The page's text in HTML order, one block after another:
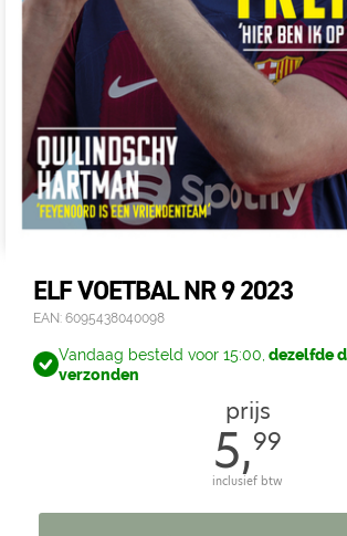
ELF VOETBAL NR 9 2023
EAN: 6095438040098
Vandaag besteld voor 15:00, dezelfde
verzonden
prijs
5,99
inclusief btw